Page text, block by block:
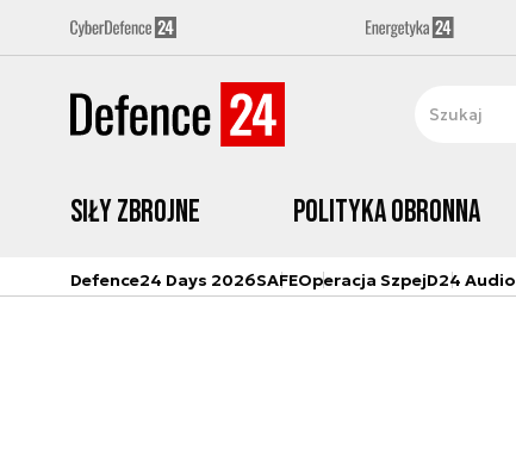
Siły zbrojne Polityka obronna
Defence24 Days 2026SAFEOperacja SzpejD24 Audio